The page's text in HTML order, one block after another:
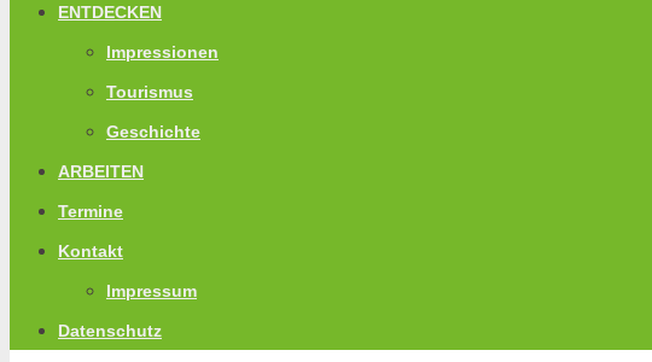
ENTDECKEN
Impressionen
Tourismus
Geschichte
ARBEITEN
Termine
Kontakt
Impressum
Datenschutz